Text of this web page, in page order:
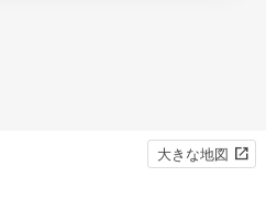
大きな地図